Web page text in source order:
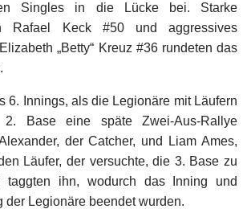
Singles in die Lücke bei. Starke
Rafael Keck #50 und aggressives
„Betty“ Kreuz #36 rundeten das
6. Innings, als die Legionäre mit Läufern
Base eine späte Zwei-Aus-Rallye
der Catcher, und Liam Ames,
Läufer, der versuchte, die 3. Base zu
taggten ihn, wodurch das Inning und
der Legionäre beendet wurden.